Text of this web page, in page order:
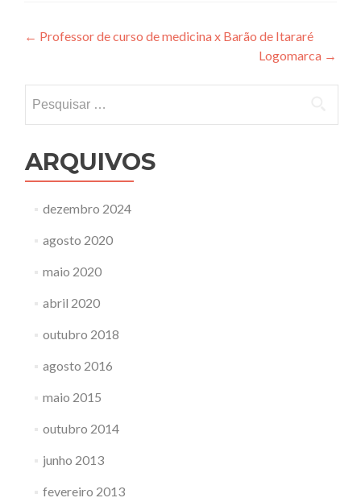
Navegação
Post
← Professor de curso de medicina x Barão de Itararé
Logomarca →
por:
ARQUIVOS
dezembro 2024
agosto 2020
maio 2020
abril 2020
outubro 2018
agosto 2016
maio 2015
outubro 2014
junho 2013
fevereiro 2013